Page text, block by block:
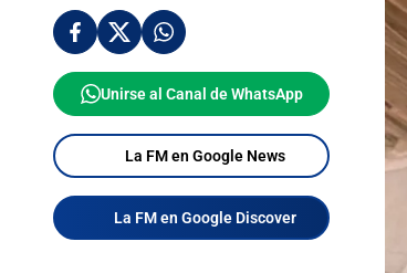
Unirse al Canal de WhatsApp
La FM en Google News
La FM en Google Discover